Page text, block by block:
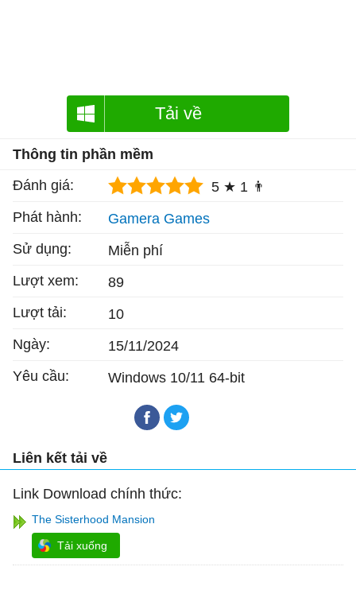
Tải về
Thông tin phần mềm
Đánh giá:
5 ★ 1 👨
Phát hành:
Gamera Games
Sử dụng:
Miễn phí
Lượt xem:
89
Lượt tải:
10
Ngày:
15/11/2024
Yêu cầu:
Windows 10/11 64-bit
Liên kết tải về
Link Download chính thức:
The Sisterhood Mansion
Tải xuống